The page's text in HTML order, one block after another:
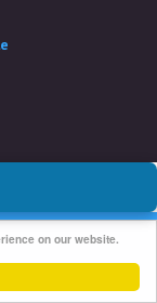
on our website.